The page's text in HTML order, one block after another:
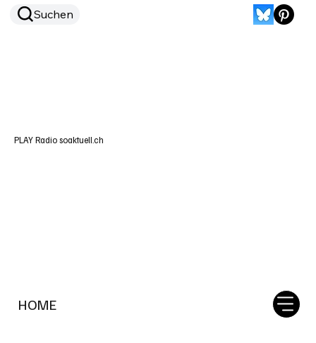
HOME
Suchen
PLAY Radio soaktuell.ch